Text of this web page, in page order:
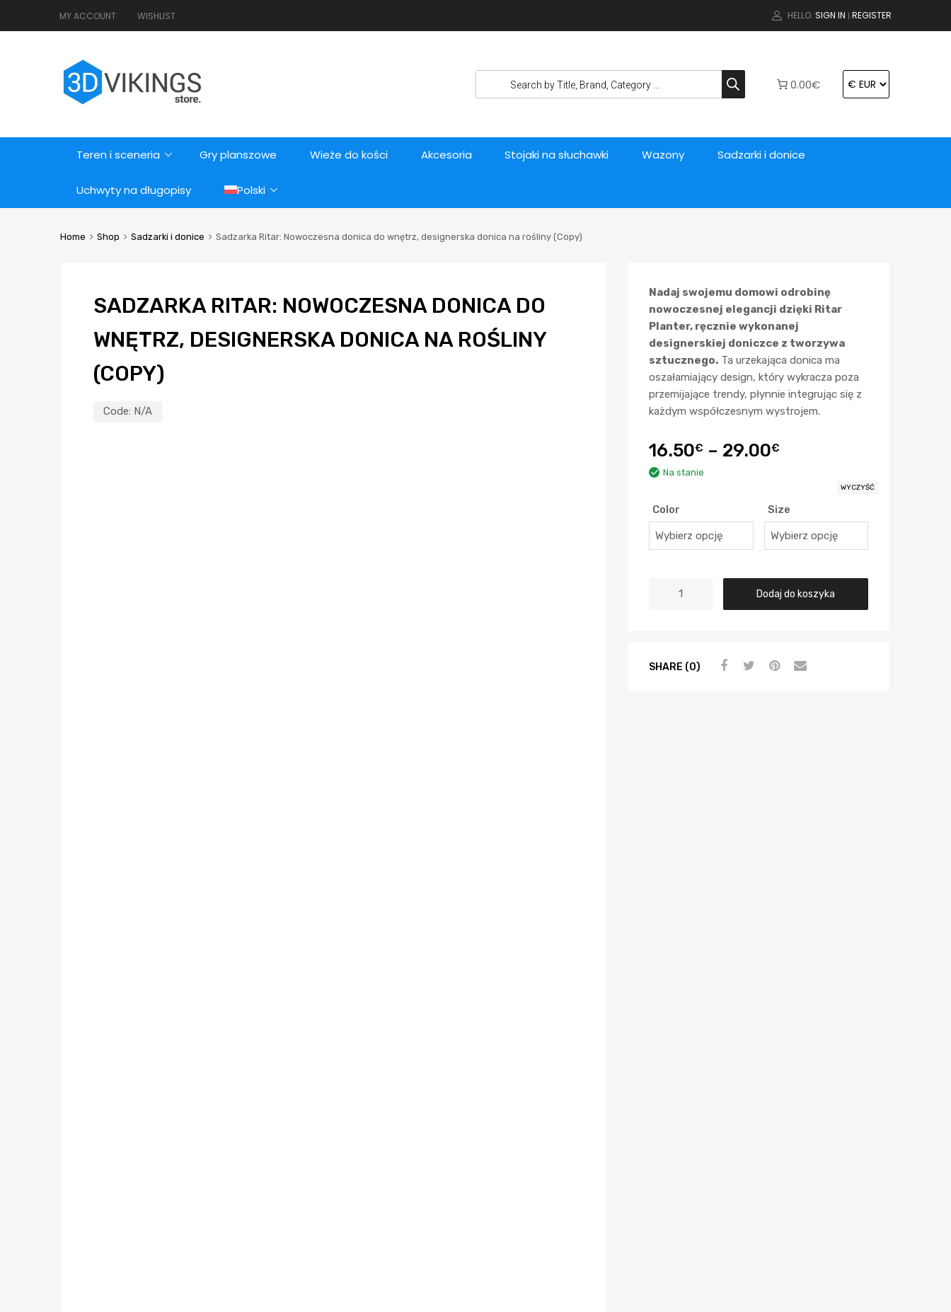
MY ACCOUNT WISHLIST HELLO. SIGN IN | REGISTER
0.00€
Teren i sceneria Gry planszowe Wieże do kości Akcesoria Stojaki na słuchawki Wazony Sadzarki i donice
Uchwyty na długopisy Polski
Home Shop Sadzarki i donice Sadzarka Ritar: Nowoczesna donica do wnętrz, designerska donica na rośliny (Copy)
SADZARKA RITAR: NOWOCZESNA DONICA DO
WNĘTRZ, DESIGNERSKA DONICA NA ROŚLINY
(COPY)
Code: N/A
Nadaj swojemu domowi odrobinę
nowoczesnej elegancji dzięki Ritar
Planter, ręcznie wykonanej
designerskiej doniczce z tworzywa
sztucznego. Ta urzekająca donica ma
oszałamiający design, który wykracza poza
przemijające trendy, płynnie integrując się z
każdym współczesnym wystrojem.
16.50€ – 29.00€
Na stanie
Color Size
WYCZYŚĆ
Dodaj do koszyka
SHARE (0)